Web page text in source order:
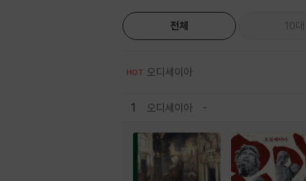
전체 10대
HOT 오디세이아
1 오디세이아